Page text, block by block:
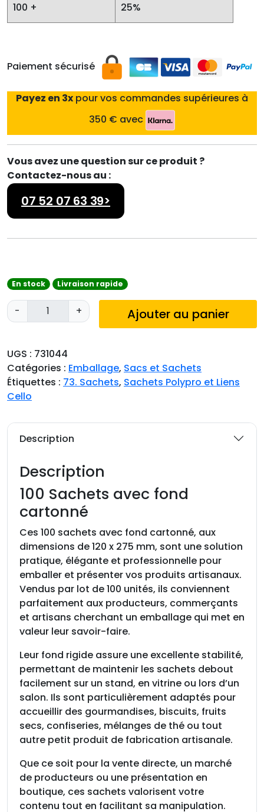
100 + 25%
Paiement sécurisé
Payez en 3x pour vos commandes supérieures à
350 € avec
Vous avez une question sur ce produit ?
Contactez-nous au :
07 52 07 63 39>
En stock Livraison rapide
-
q
u
n
t
i
t
é
+ Ajouter au panier
UGS : 731044
Catégories : Emballage, Sacs et Sachets
Étiquettes : 73. Sachets, Sachets Polypro et Liens
Cello
Description
Description
100 Sachets avec fond
cartonné
Ces 100 sachets avec fond cartonné, aux
dimensions de 120 x 275 mm, sont une solution
pratique, élégante et professionnelle pour
emballer et présenter vos produits artisanaux.
Vendus par lot de 100 unités, ils conviennent
parfaitement aux producteurs, commerçants
et artisans cherchant un emballage qui met en
valeur leur savoir-faire.
Leur fond rigide assure une excellente stabilité,
permettant de maintenir les sachets debout
facilement sur un stand, en vitrine ou lors d’un
salon. Ils sont particulièrement adaptés pour
accueillir des gourmandises, biscuits, fruits
secs, confiseries, mélanges de thé ou tout
autre petit produit de fabrication artisanale.
Que ce soit pour la vente directe, un marché
de producteurs ou une présentation en
boutique, ces sachets valorisent votre
contenu tout en facilitant sa manipulation.